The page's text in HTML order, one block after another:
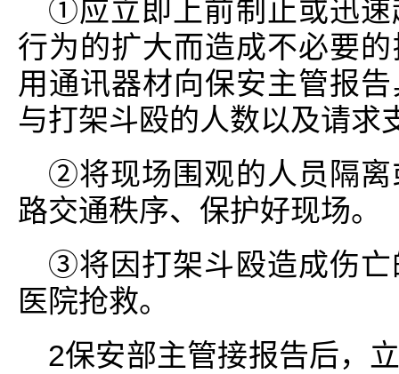
①应立即上前制止或迅速
行为的扩大而造成不必要
用通讯器材向保安主管报
与打架斗殴的人数以及请求
②将现场围观的人员隔离
路交通秩序、保护好现场。
③将因打架斗殴造成伤亡
医院抢救。
2保安部主管接报告后，